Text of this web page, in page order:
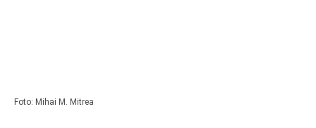
Foto: Mihai M. Mitrea